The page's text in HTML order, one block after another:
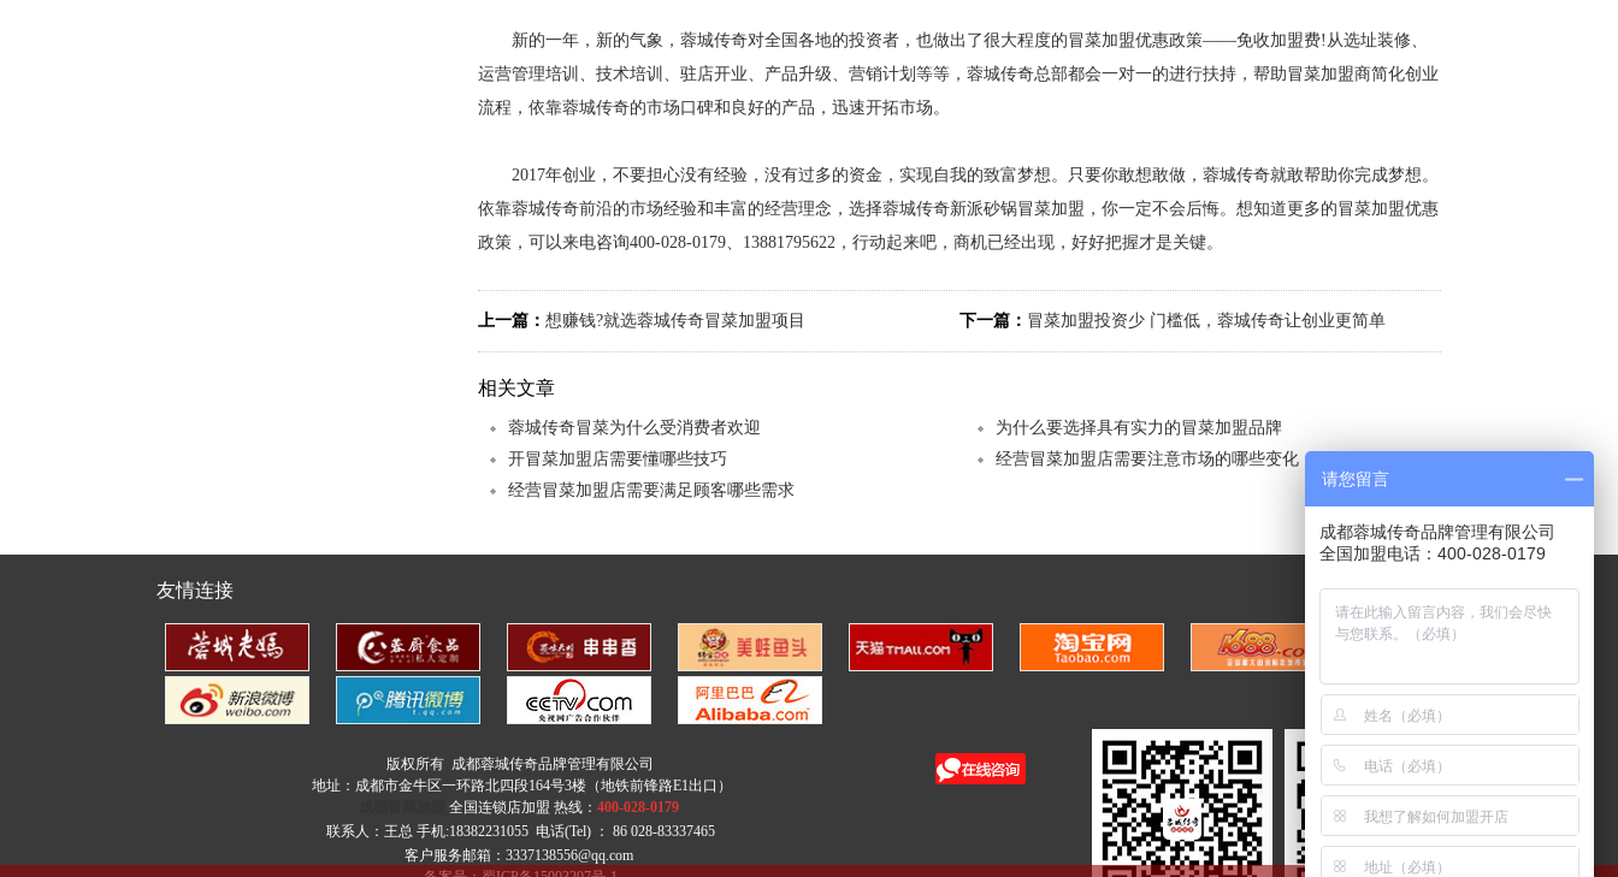
酸汤冒菜
新的一年，新的气象，蓉城传奇对全国各地的投资者，也做出了很大程度的冒菜加盟优惠政策——免收加盟费!从选址装修、
运营管理培训、技术培训、驻店开业、产品升级、营销计划等等，蓉城传奇总部都会一对一的进行扶持，帮助冒菜加盟商简化创业
流程，依靠蓉城传奇的市场口碑和良好的产品，迅速开拓市场。
2017年创业，不要担心没有经验，没有过多的资金，实现自我的致富梦想。只要你敢想敢做，蓉城传奇就敢帮助你完成梦想。
依靠蓉城传奇前沿的市场经验和丰富的经营理念，选择蓉城传奇新派砂锅冒菜加盟，你一定不会后悔。想知道更多的冒菜加盟优惠
政策，可以来电咨询400-028-0179、13881795622，行动起来吧，商机已经出现，好好把握才是关键。
上一篇： 想赚钱?就选蓉城传奇冒菜加盟项目 下一篇： 冒菜加盟投资少 门槛低，蓉城传奇让创业更简单
相关文章
蓉城传奇冒菜为什么受消费者欢迎
为什么要选择具有实力的冒菜加盟品牌
开冒菜加盟店需要懂哪些技巧
经营冒菜加盟店需要注意市场的哪些变化
经营冒菜加盟店需要满足顾客哪些需求
友情连接
版权所有 成都蓉城传奇品牌管理有限公司
地址：成都市金牛区一环路北四段164号3楼（地铁前锋路E1出口）
全国连锁店加盟 热线： 400-028-0179
联系人：王总 手机:18382231055 电话(Tel) ： 86 028-83337465
客户服务邮箱：3337138556@qq.com
请您留言
成都蓉城传奇品牌管理有限公司
全国加盟电话：400-028-0179